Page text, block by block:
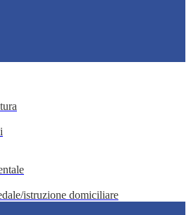
istruzione domiciliare